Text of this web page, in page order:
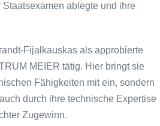
ablegte und ihre
Fijalkauskas als approbierte
MEIER tätig. Hier bringt sie
Fähigkeiten mit ein, sondern
durch ihre technische Expertise
Zugewinn.